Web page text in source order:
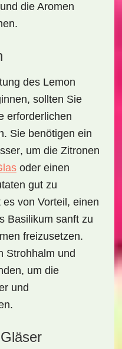
die Aromen
des Lemon
sollten Sie
erforderlichen
Sie benötigen ein
, um die Zitronen
oder einen
gut zu
von Vorteil, einen
Basilikum sanft zu
freizusetzen.
Strohhalm und
um die
und